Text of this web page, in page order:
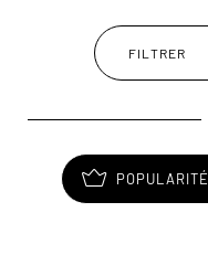
FILTRER
POPULARITÉ